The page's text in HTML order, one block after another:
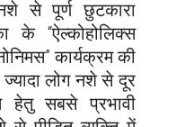
से पूर्ण छुटकारा
के “ऐल्कोहोलिक्स
कार्यक्रम की
लोग नशे से दूर
सबसे प्रभावी